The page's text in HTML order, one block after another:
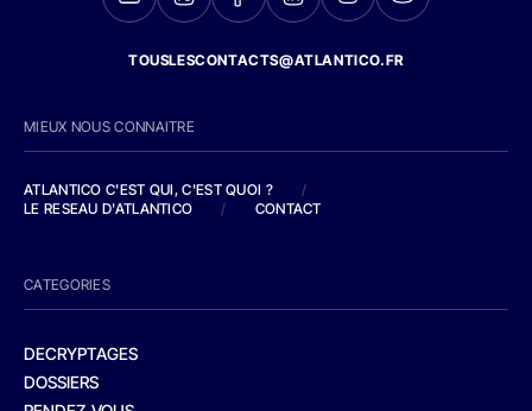
TOUSLESCONTACTS@ATLANTICO.FR
MIEUX NOUS CONNAITRE
ATLANTICO C'EST QUI, C'EST QUOI ?
/
LE RESEAU D'ATLANTICO
/ CONTACT
CATEGORIES
DECRYPTAGES
DOSSIERS